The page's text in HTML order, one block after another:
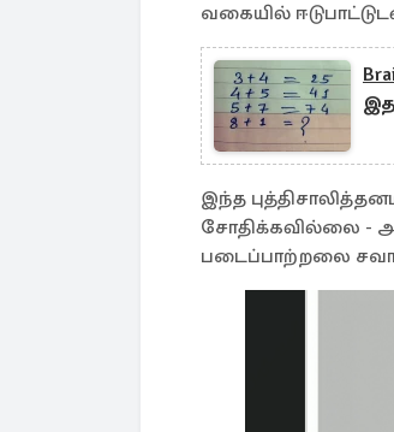
வகையில்
இந்த
சோதிக்கவில்லை -
படைப்பாற்றலை